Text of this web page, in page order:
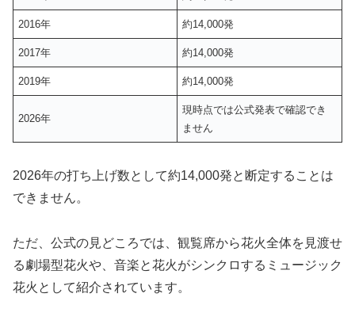
2016年 約14,000発
2017年 約14,000発
2019年 約14,000発
2026年
現時点では公式発表で確認でき
ません
2026年の打ち上げ数として約14,000発と断定することは
できません。
ただ、公式の見どころでは、観覧席から花火全体を見渡せ
る劇場型花火や、音楽と花火がシンクロするミュージック
花火として紹介されています。